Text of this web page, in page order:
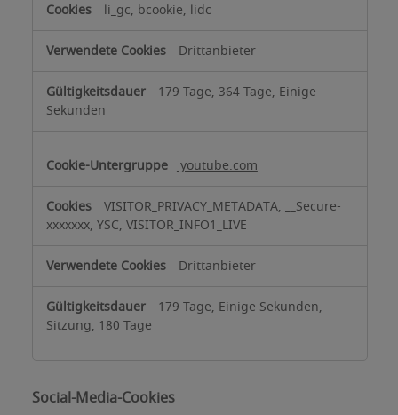
li_gc, bcookie, lidc
Drittanbieter
179 Tage, 364 Tage, Einige
Sekunden
youtube.com
VISITOR_PRIVACY_METADATA, __Secure-
xxxxxxx, YSC, VISITOR_INFO1_LIVE
Drittanbieter
179 Tage, Einige Sekunden,
Sitzung, 180 Tage
Social-Media-Cookies